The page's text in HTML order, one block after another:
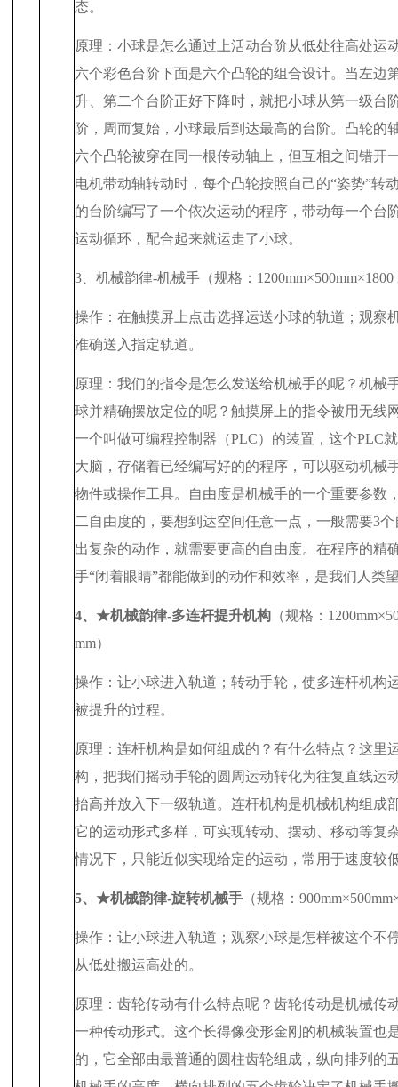
态。
原理：小球是怎么通过上活动台阶从低处往高处运
六个彩色台阶下面是六个凸轮的组合设计。当左边
升、第二个台阶正好下降时，就把小球从第一级台
阶，周而复始，小球最后到达最高的台阶。凸轮的
六个凸轮被穿在同一根传动轴上，但互相之间错开
电机带动轴转动时，每个凸轮按照自己的“姿势”转
的台阶编写了一个依次运动的程序，带动每一个台
运动循环，配合起来就运走了小球。
3 、机械韵律-机械手（规格： 1200mm×500mm×1800
操作：在触摸屏上点击选择运送小球的轨道；观察
准确送入指定轨道。
原理：我们的指令是怎么发送给机械手的呢？机械
球并精确摆放定位的呢？触摸屏上的指令被用无线
一个叫做可编程控制器（PLC）的装置，这个PLC
大脑，存储着已经编写好的的程序，可以驱动机械
物件或操作工具。自由度是机械手的一个重要参数
二自由度的，要想到达空间任意一点，一般需要3个
出复杂的动作，就需要更高的自由度。在程序的精
手“闭着眼睛”都能做到的动作和效率，是我们人类
4、★机械韵律-多连杆提升机构 （规格： 1200mm×
mm）
操作：让小球进入轨道；转动手轮，使多连杆机构
被提升的过程。
原理：连杆机构是如何组成的？有什么特点？这里
构，把我们摇动手轮的圆周运动转化为往复直线运
抬高并放入下一级轨道。连杆机构是机械机构组成
它的运动形式多样，可实现转动、摆动、移动等复
情况下，只能近似实现给定的运动，常用于速度较
5、★机械韵律-旋转机械手 （规格： 900mm×500mm
操作：让小球进入轨道；观察小球是怎样被这个不
从低处搬运高处的。
原理：齿轮传动有什么特点呢？齿轮传动是机械传
一种传动形式。这个长得像变形金刚的机械装置也
的，它全部由最普通的圆柱齿轮组成，纵向排列的